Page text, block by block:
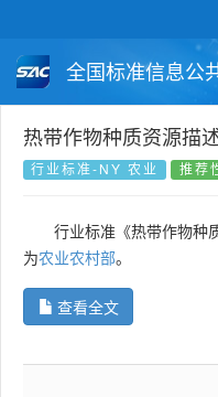
全国标准信息公
国家标准
国外标准
热带作物种质资源描
行业标准-NY 农业 推荐
行业标准《热带作物种
为农业农村部。
查看全文